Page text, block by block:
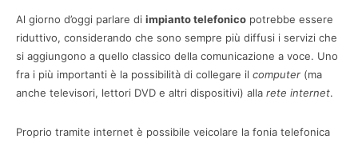
Al giorno d’oggi parlare di impianto telefonico potrebbe essere
riduttivo, considerando che sono sempre più diffusi i servizi che
si aggiungono a quello classico della comunicazione a voce. Uno
fra i più importanti è la possibilità di collegare il computer (ma
anche televisori, lettori DVD e altri dispositivi) alla rete internet.
Proprio tramite internet è possibile veicolare la fonia telefonica